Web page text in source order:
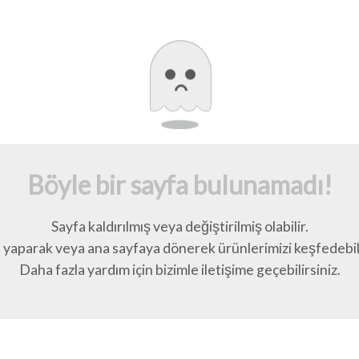
Böyle bir sayfa bulunamadı!
Sayfa kaldırılmış veya değiştirilmiş olabilir.
yaparak veya ana sayfaya dönerek ürünlerimizi
Daha fazla yardım için bizimle iletişime geçebilirsiniz.